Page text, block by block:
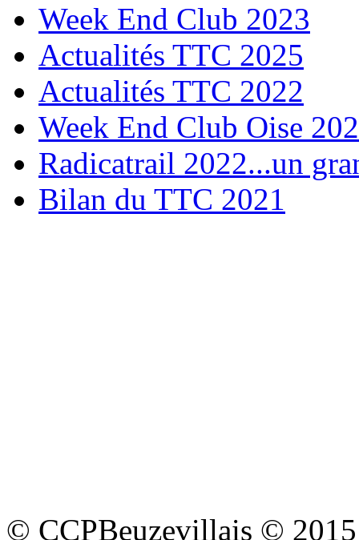
Week End Club 2023
Actualités TTC 2025
Actualités TTC 2022
Week End Club Oise
Radicatrail 2022...un
Bilan du TTC 2021
© CCPBeuzevillais © 2015